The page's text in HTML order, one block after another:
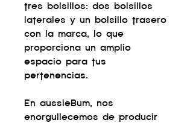
tres bolsillos: dos bolsillos
laterales y un bolsillo trasero
con la marca, lo que
proporciona un amplio
espacio para tus
pertenencias.
En aussieBum, nos
enorgullecemos de producir